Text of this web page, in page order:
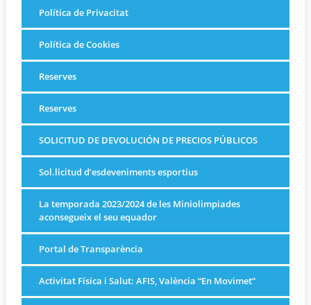
Política de Privacitat
Política de Cookies
Reserves
Reserves
SOLICITUD DE DEVOLUCIÓN DE PRECIOS PÚBLICOS
Sol.licitud d’esdeveniments esportius
La temporada 2023/2024 de les Miniolimpiades
aconsegueix el seu equador
Portal de Transparència
Activitat Física i Salut: AFIS, València “En Movimet”